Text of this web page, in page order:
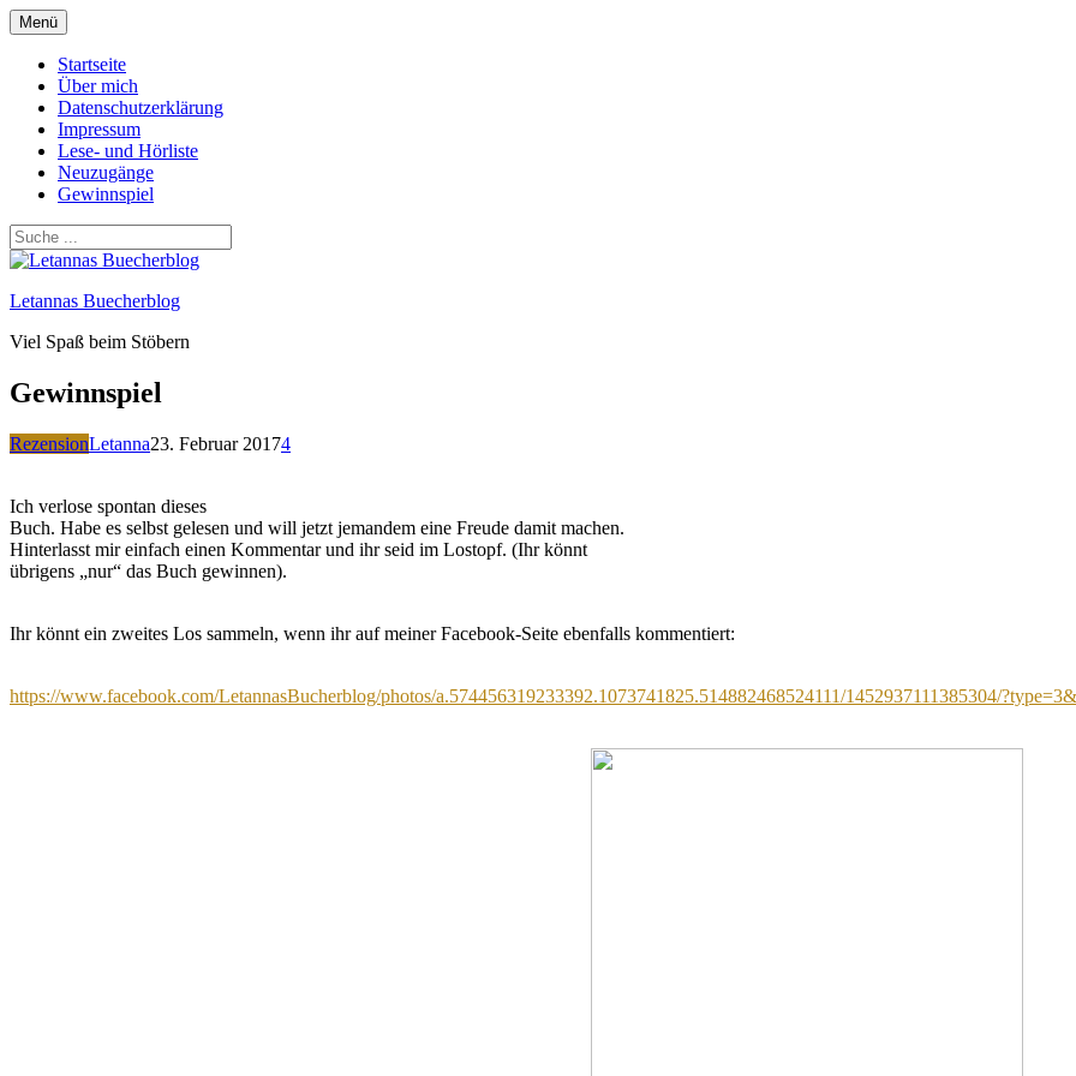
Zum
Inhalt
springen
Menü
Startseite
Über mich
Datenschutzerklärung
Impressum
Lese- und Hörliste
Neuzugänge
Gewinnspiel
Letannas Buecherblog
Viel Spaß beim Stöbern
Gewinnspiel
RezensionLetanna23. Februar 20174
Ich verlose spontan dieses
Buch. Habe es selbst gelesen und will jetzt jemandem eine Freude damit machen.
Hinterlasst mir einfach einen Kommentar und ihr seid im Lostopf. (Ihr könnt
übrigens „nur“ das Buch gewinnen).
Ihr könnt ein zweites Los sammeln, wenn ihr auf meiner Facebook-Seite ebenfalls kommentiert:
https://www.facebook.com/LetannasBucherblog/photos/a.574456319233392.1073741825.514882468524111/1452937111385304/